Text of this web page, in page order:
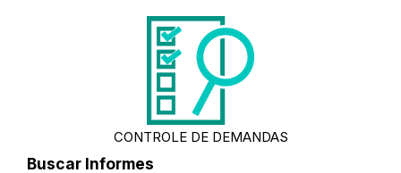
CONTROLE DE DEMANDAS
Buscar Informes